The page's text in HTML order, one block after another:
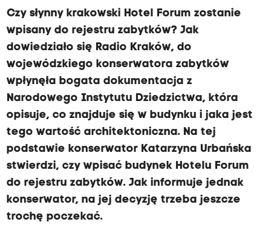
Czy słynny krakowski Hotel Forum zostanie
wpisany do rejestru zabytków? Jak
dowiedziało się Radio Kraków, do
wojewódzkiego konserwatora zabytków
wpłynęła bogata dokumentacja z
Narodowego Instytutu Dziedzictwa, która
opisuje, co znajduje się w budynku i jaka jest
tego wartość architektoniczna. Na tej
podstawie konserwator Katarzyna Urbańska
stwierdzi, czy wpisać budynek Hotelu Forum
do rejestru zabytków. Jak informuje jednak
konserwator, na jej decyzję trzeba jeszcze
trochę poczekać.
c
h
i
t
e
k